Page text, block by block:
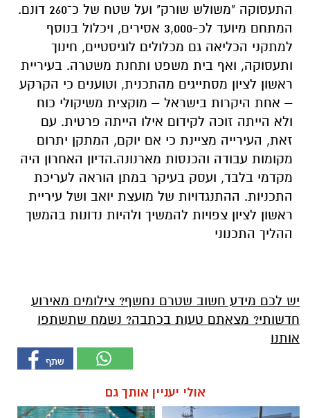
התעסוקה "משולש שורק" ועל שטח של כ־260 דונם.
המתחם מיועד לכ-3,000 אסירים, ויכלול בנוסף
למתקני הכליאה גם מכלולים לוגיסטיים, חינוך
ותעסוקה, ואף בית משפט ותחנת משטרה. בעיריית
ראשון לציון מסתייגים מהתכנית, וטוענים כי הקרקע
– אחת היקרות בישראל – מוקצית משיקולי כוח
ולא הייתה זוכה לקידום אילו הייתה פרטית. עם
זאת, העירייה מציינת כי אם יוקם, המתקן יתרום
מקומות עבודה והכנסות מארנונה.הדיון האחרון היה
מקדמי בלבד, ועסק בעיקר במתן הוראה לעריכת
התכניות. ההתנגדויות של מועצת יואב ושל עיריית
ראשון לציון צפויות להמשיך ולהיות נדונות בהמשך
ההליך התכנוני
יש לכם מידע חשוב שטרם נחשף? צילומים מאירוע
חדשותי? מצאתם טעות בכתבה? נשמח שתשתפו
אותנו
אולי יעניין אותך גם